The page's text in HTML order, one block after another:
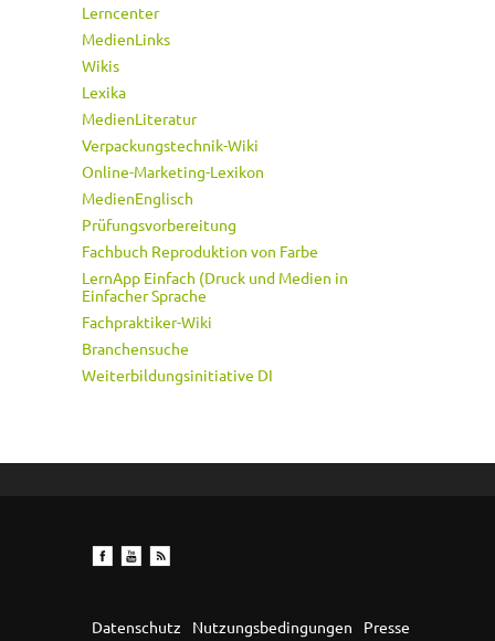
Lerncenter
MedienLinks
Wikis
Lexika
MedienLiteratur
Verpackungstechnik-Wiki
Online-Marketing-Lexikon
MedienEnglisch
Prüfungsvorbereitung
Fachbuch Reproduktion von Farbe
LernApp Einfach (Druck und Medien in
Einfacher Sprache
Fachpraktiker-Wiki
Branchensuche
Weiterbildungsinitiative DI
Datenschutz Nutzungsbedingungen
Presse